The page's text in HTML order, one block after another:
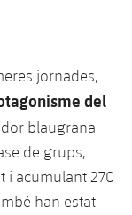
jornades,
del
blaugrana
de grups,
i acumulant 270
han estat